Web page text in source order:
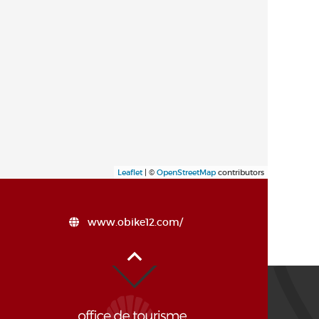
Leaflet| © OpenStreetMap contributors
www.obike12.com/